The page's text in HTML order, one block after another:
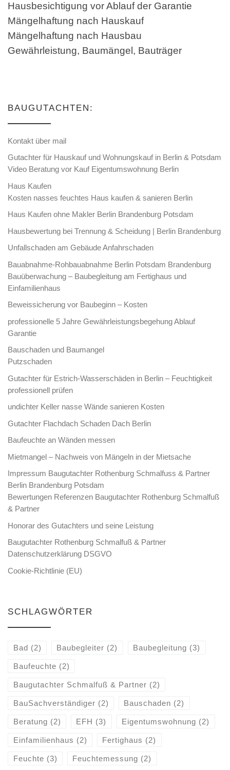
Hausbesichtigung vor Ablauf der Garantie
Mängelhaftung nach Hauskauf
Mängelhaftung nach Hausbau
Gewährleistung, Baumängel, Bauträger
BAUGUTACHTEN:
Kontakt über mail
Gutachter für Hauskauf und Wohnungskauf in Berlin & Potsdam
Video Beratung vor Kauf Eigentumswohnung Berlin
Haus Kaufen
Kosten nasses feuchtes Haus kaufen & sanieren Berlin
Haus Kaufen ohne Makler Berlin Brandenburg Potsdam
Hausbewertung bei Trennung & Scheidung | Berlin Brandenburg
Unfallschaden am Gebäude Anfahrschaden
Bauabnahme-Rohbauabnahme Berlin Potsdam Brandenburg
Bauüberwachung – Baubegleitung am Fertighaus und
Einfamilienhaus
Beweissicherung vor Baubeginn – Kosten
professionelle 5 Jahre Gewährleistungsbegehung Ablauf
Garantie
Bauschaden und Baumangel
Putzschaden
Gutachter für Estrich-Wasserschäden in Berlin – Feuchtigkeit
professionell prüfen
undichter Keller nasse Wände sanieren Kosten
Gutachter Flachdach Schaden Dach Berlin
Baufeuchte an Wänden messen
Mietmangel – Nachweis von Mängeln in der Mietsache
Impressum Baugutachter Rothenburg Schmalfuss & Partner
Berlin Brandenburg Potsdam
Bewertungen Referenzen Baugutachter Rothenburg Schmalfuß
& Partner
Honorar des Gutachters und seine Leistung
Baugutachter Rothenburg Schmalfuß & Partner
Datenschutzerklärung DSGVO
Cookie-Richtlinie (EU)
SCHLAGWÖRTER
Bad (2) Baubegleiter (2) Baubegleitung (3)
Baufeuchte (2)
Baugutachter Schmalfuß & Partner (2)
BauSachverständiger (2) Bauschaden (2)
Beratung (2) EFH (3) Eigentumswohnung (2)
Einfamilienhaus (2) Fertighaus (2)
Feuchte (3) Feuchtemessung (2)